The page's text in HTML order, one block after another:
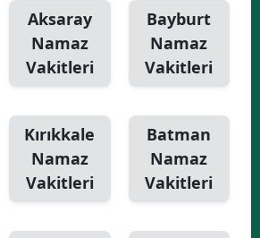
Aksaray
Namaz
Vakitleri
Bayburt
Namaz
Vakitleri
Kırıkkale
Namaz
Vakitleri
Batman
Namaz
Vakitleri